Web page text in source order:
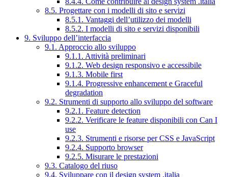
8.5. Progettare con i modelli di sito e servizi
8.5.1. Vantaggi dell’utilizzo dei modelli
8.5.2. I modelli di sito e servizi disponibili
9. Sviluppo dell’interfaccia
9.1. Approccio allo sviluppo
9.1.1. Attività preliminari
9.1.2. Web design responsivo e accessibile
9.1.3. Mobile first
9.1.4. Progressive enhancement e Graceful
degradation
9.2. Strumenti di supporto allo sviluppo del software
9.2.1. Feature detection
9.2.2. Verificare le feature disponibili con Can I
use
9.2.3. Strumenti e risorse per CSS e JavaScript
9.2.4. Supporto browser
9.2.5. Misurare le prestazioni
9.3. Catalogo del riuso
9.4. Sviluppare con il design system .italia